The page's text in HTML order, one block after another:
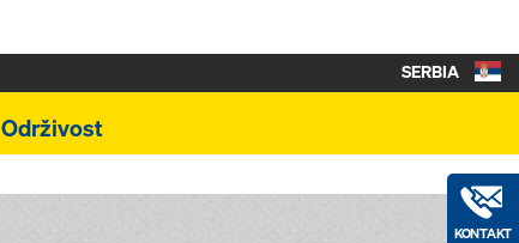
Održivost
KONTAKT
SERBIA